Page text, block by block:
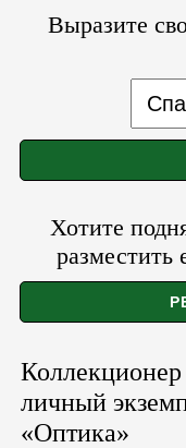
Выразите
Хотите
разместить
личный
«Оптика»